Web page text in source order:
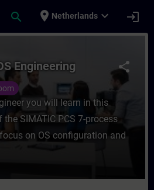
search place Netherlands expand_more login
OS
share
Engineering
you will learn in this
SIMATIC PCS 7-process
on OS configuration and